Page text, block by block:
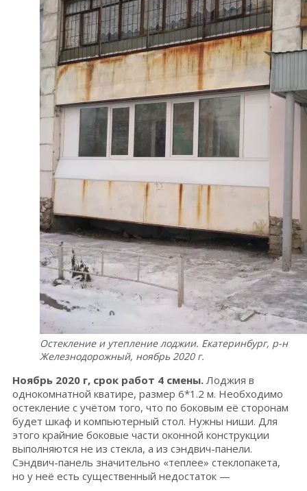
Остекление и утепление лоджии. Екатеринбург, р-н
Железнодорожный, ноябрь 2020 г.
Ноябрь 2020 г, срок работ 4 смены. Лоджия в
однокомнатной кватире, размер 6*1.2 м. Необходимо
остекление с учётом того, что по боковым её сторонам
будет шкаф и компьютерный стол. Нужны ниши. Для
этого крайние боковые части оконной конструкции
выполняются не из стекла, а из сэндвич-панели.
Сэндвич-панель значительно «теплее» стеклопакета,
но у неё есть существенный недостаток —